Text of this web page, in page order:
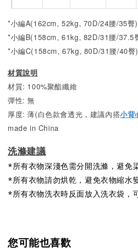
*小編A(162cm, 52kg, 70D/24腰/35臀
*小編B(158cm, 61kg, 82D/31腰/37.5
*小編C(158cm, 67kg, 80D/31腰/40臀
材質說明
材質: 100%聚酯纖維
彈性: 無
厚度: 薄(白色款會透光，建議內搭小背
made in China
洗滌建議
*所有衣物深淺色需分開洗滌，避免染
*所有衣物請勿烘乾，避免衣物縮水變
*所有衣物洗衣時反面放入洗衣袋，
您可能也喜歡